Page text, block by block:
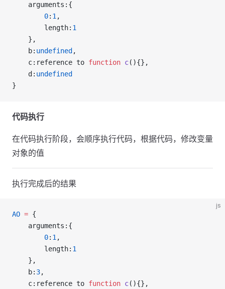
    arguments:{
0: 1 ,
        length:
1
    },
    b:
undefined ,
    c:reference to
function c(){},
    d:
undefined
}
代码执行
在代码执行阶段，会顺序执行代码，根据代码，修改变量
对象的值
执行完成后的结果
js
AO = {
    arguments:{
0: 1 ,
        length:
1
    },
    b:
3,
    c:reference to
function c(){},